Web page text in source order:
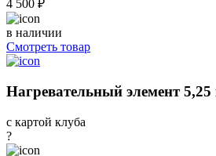
4 500 ₽
в наличии
Смотреть товар
Нагревательный элемент
с картой клуба
?